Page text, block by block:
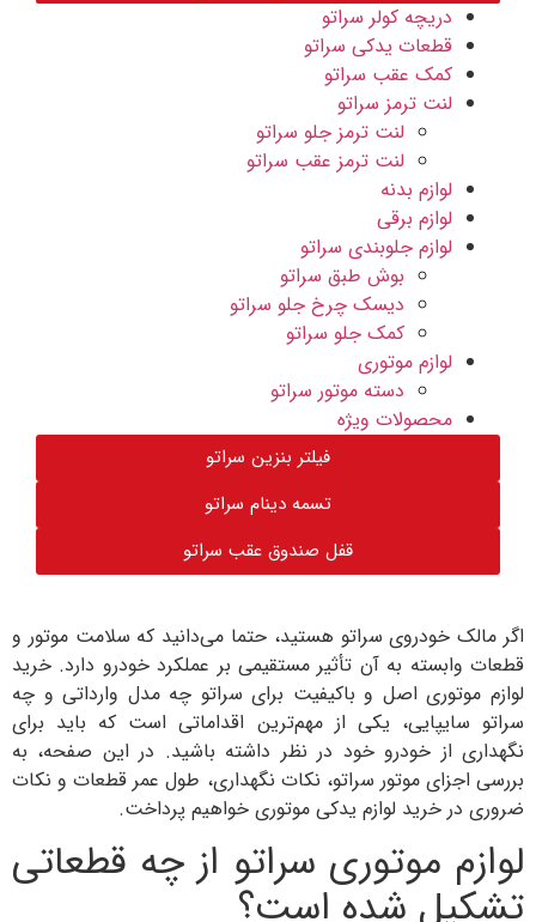
دریچه کولر سراتو
قطعات یدکی سراتو
کمک عقب سراتو
لنت ترمز سراتو
لنت ترمز جلو سراتو
لنت ترمز عقب سراتو
لوازم بدنه
لوازم برقی
لوازم جلوبندی سراتو
بوش طبق سراتو
دیسک چرخ جلو سراتو
کمک جلو سراتو
لوازم موتوری
دسته موتور سراتو
محصولات ویژه
فیلتر بنزین سراتو
تسمه دینام سراتو
قفل صندوق عقب سراتو
خودروی سراتو هستید، حتما می‌دانید که سلامت موتور و
به آن تأثیر مستقیمی بر عملکرد خودرو دارد. خرید
اصل و باکیفیت برای سراتو چه مدل وارداتی و چه
یکی از مهم‌ترین اقداماتی است که باید برای
از خودرو خود در نظر داشته باشید. در این صفحه، به
موتور سراتو، نکات نگهداری، طول عمر قطعات و نکات
خرید لوازم یدکی موتوری خواهیم پرداخت.
موتوری سراتو از چه قطعاتی
شده است؟